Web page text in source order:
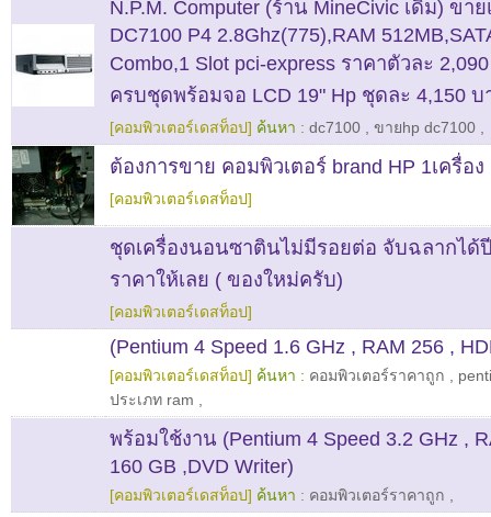
N.P.M. Computer (ร้าน MineCivic เดิม) ขาย
DC7100 P4 2.8Ghz(775),RAM
Combo,1 Slot pci-express ราคาตัวละ
ครบชุดพร้อมจอ LCD 19" Hp ชุดละ 4,150 บ
[คอมพิวเตอร์เดสท็อป] ค้นหา : dc7100 ขายhp dc7100
ต้องการขาย คอมพิวเตอร์ brand HP 1เครื่อ
[คอมพิวเตอร์เดสท็อป]
ชุดเครื่องนอนซาตินไม่มีรอยต่อ จับฉลากได้
ราคาให้เลย ( ของใหม่ครับ)
[คอมพิวเตอร์เดสท็อป]
(Pentium 4 Speed 1.6 GHz , RAM 256 ,
[คอมพิวเตอร์เดสท็อป] ค้นหา : คอมพิวเตอร์ราคาถูก
ประเภท ram
พร้อมใช้งาน (Pentium 4 Speed 3.2 GHz ,
160 GB ,DVD Writer)
[คอมพิวเตอร์เดสท็อป] ค้นหา : คอมพิวเตอร์ราคาถูก